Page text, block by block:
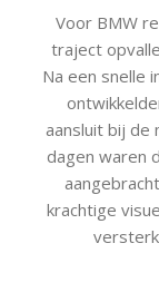
Voor BMW
traject
Na een snelle
aansluit bij de
dagen waren
krachtige